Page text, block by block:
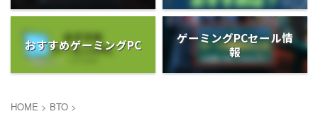
おすすめゲーミングPC
ゲーミングPCセール情
報
HOME > BTO >